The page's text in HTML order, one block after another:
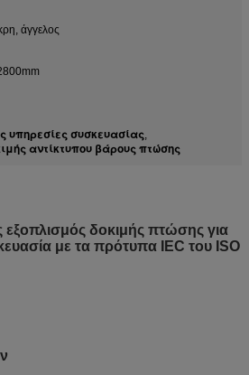
άγγελος
υπηρεσίες συσκευασίας,
αντίκτυπου βάρους πτώσης
δοκιμής πτώσης για
με τα πρότυπα IEC του ISO